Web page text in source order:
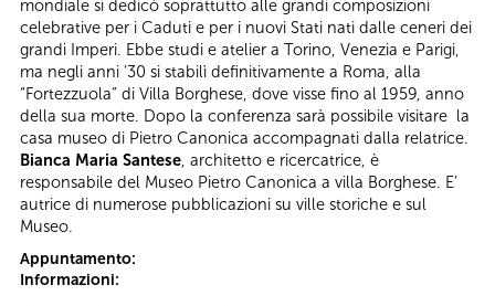
mondiale si dedicò soprattutto alle grandi composizioni
celebrative per i Caduti e per i nuovi Stati nati dalle ceneri dei
grandi Imperi. Ebbe studi e atelier a Torino, Venezia e Parigi,
ma negli anni ’30 si stabilì definitivamente a Roma, alla
“Fortezzuola” di Villa Borghese, dove visse fino al 1959, anno
della sua morte. Dopo la conferenza sarà possibile visitare la
casa museo di Pietro Canonica accompagnati dalla relatrice.
Bianca Maria Santese, architetto e ricercatrice, è
responsabile del Museo Pietro Canonica a villa Borghese. E’
autrice di numerose pubblicazioni su ville storiche e sul
Museo.
Appuntamento:
Informazioni: